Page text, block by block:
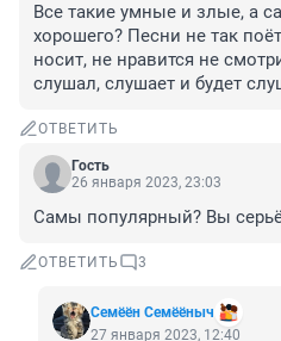
Все такие умные и злые, а
хорошего? Песни не так
носит, не нравится не
слушал, слушает и будет
ОТВЕТИТЬ
Гость
26 января 2023, 23:03
Самы популярный? Вы
ОТВЕТИТЬ 3
Семёён Семёёныч
27 января 2023, 12:40